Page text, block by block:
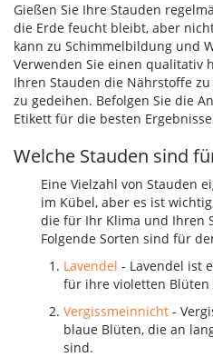
Gießen Sie Ihre Stauden
die Erde feucht bleibt, aber
kann zu Schimmelbildung und
Verwenden Sie einen qualitativ
Ihren Stauden die Nährstoffe
zu gedeihen. Befolgen Sie die
Etikett für die besten
Welche Stauden sind
Eine Vielzahl von Stauden
im Kübel, aber es ist
die für Ihr Klima und Ihren
Folgende Sorten sind für
Lavendel - Lavendel ist
für ihre violetten Blüten
Vergissmeinnicht -
blaue Blüten, die an
sind.